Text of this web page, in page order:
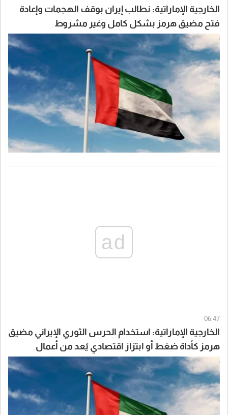
الخارجية الإماراتية: نطالب إيران بوقف الهجمات وإعادة
فتح مضيق هرمز بشكل كامل وغير مشروط
ad
06:47
الخارجية الإماراتية: استخدام الحرس الثوري الإيراني مضيق
هرمز كأداة ضغط أو ابتزاز اقتصادي يُعد من أعمال
القرصنة